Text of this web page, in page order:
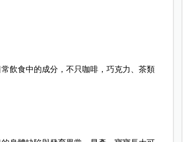
飲食中的成分，不只咖啡，巧克力、茶類